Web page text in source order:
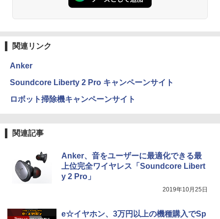
関連リンク
Anker
Soundcore Liberty 2 Pro キャンペーンサイト
ロボット掃除機キャンペーンサイト
関連記事
Anker、音をユーザーに最適化できる最
上位完全ワイヤレス「Soundcore Libert
y 2 Pro」
2019年10月25日
e☆イヤホン、3万円以上の機種購入でSp